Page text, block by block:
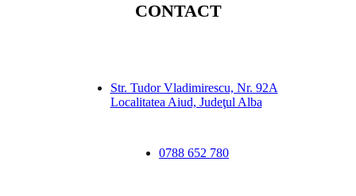
CONTACT
Str. Tudor Vladimirescu, Nr. 92A
Localitatea Aiud, Judeţul Alba
0788 652 780